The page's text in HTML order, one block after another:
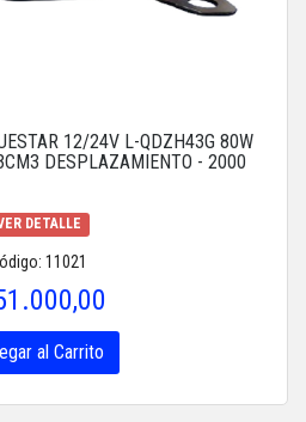
12/24V L-QDZH43G 80W
DESPLAZAMIENTO - 2000
DETALLE
11021
al Carrito